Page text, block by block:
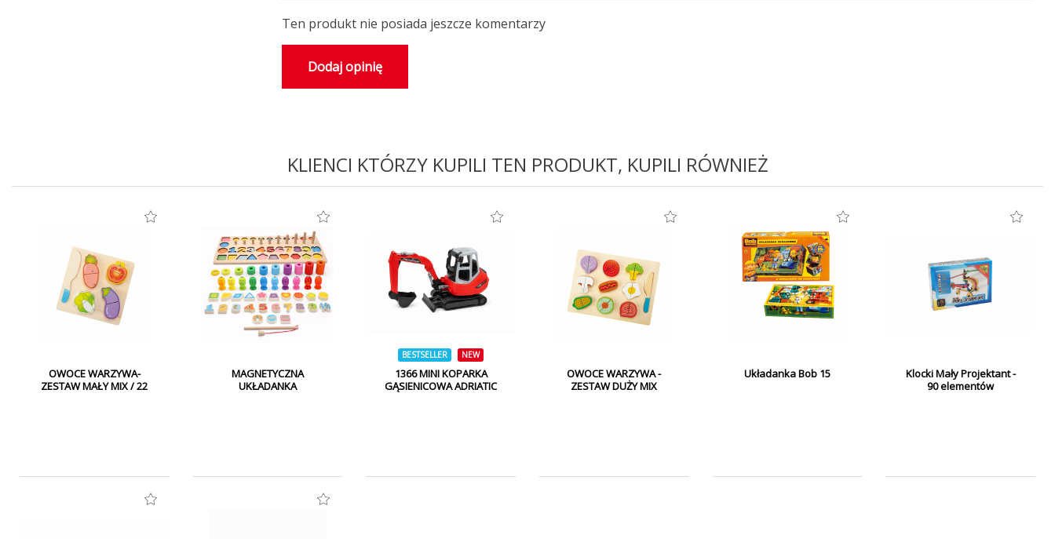
Ten produkt nie posiada jeszcze komentarzy
Dodaj opinię
KLIENCI KTÓRZY KUPILI TEN PRODUKT, KUPILI RÓWNIEŻ
OWOCE WARZYWA-
ZESTAW MAŁY MIX / 22
MAGNETYCZNA
UKŁADANKA
BESTSELLER NEW
1366 MINI KOPARKA
GĄSIENICOWA ADRIATIC
OWOCE WARZYWA -
ZESTAW DUŻY MIX
Układanka Bob 15
Klocki Mały Projektant -
90 elementów